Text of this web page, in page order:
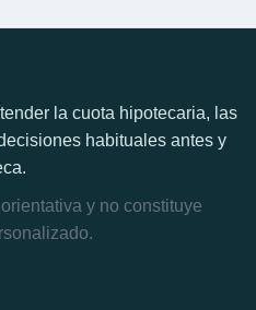
la cuota hipotecaria, las
habituales antes y
y no constituye